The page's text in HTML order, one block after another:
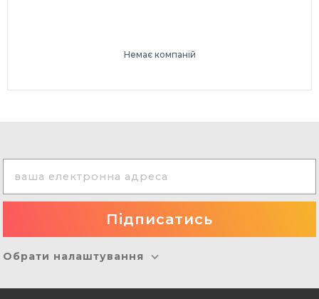
Немає компаній
Обрати налаштування